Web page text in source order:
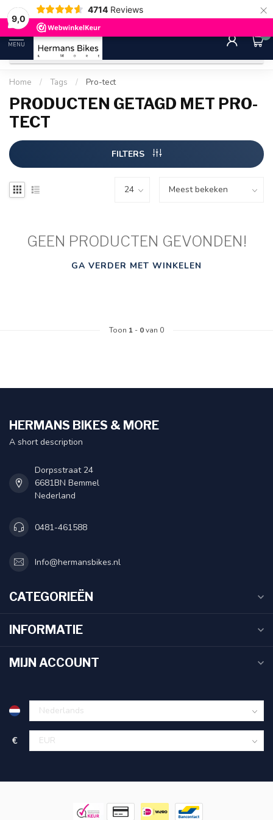
9,0
4714 Reviews ×
30 dagen bedenktijd Gratis
MENU
0
Home / Tags / Pro-tect
PRODUCTEN GETAGD MET PRO-
TECT
FILTERS
GEEN PRODUCTEN GEVONDEN!
GA VERDER MET WINKELEN
Toon 1 - 0van 0
HERMANS BIKES & MORE
A short description
Dorpsstraat 24
6681BN Bemmel
Nederland
0481-461588
Info@hermansbikes.nl
CATEGORIEËN
INFORMATIE
MIJN ACCOUNT
€